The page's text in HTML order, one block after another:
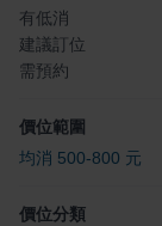
有低消
建議訂位
需預約
價位範圍
均消 500-800 元
價位分類